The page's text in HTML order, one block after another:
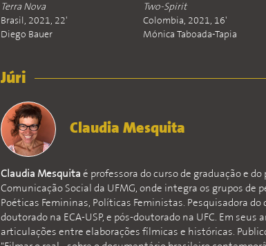
Terra Nova
Brasil, 2021, 22'
Diego Bauer
Two-Spirit
Colombia, 2021, 16'
Mónica Taboada-Tapia
Júri
Claudia Mesquita
Claudia Mesquita é professora do curso de graduação e
Comunicação Social da UFMG, onde integra os grupos de
Poéticas Femininas, Políticas Feministas. Pesquisadora
doutorado na ECA-USP, e pós-doutorado na UFC. Em
articulações entre elaborações fílmicas e históricas.